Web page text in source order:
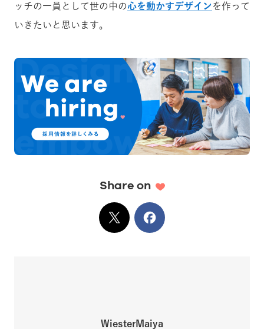
ッチの一員として世の中の心を動かすデザイン を作って
いきたいと思います。
Share on
XでシェアFacebook
WiesterMaiya